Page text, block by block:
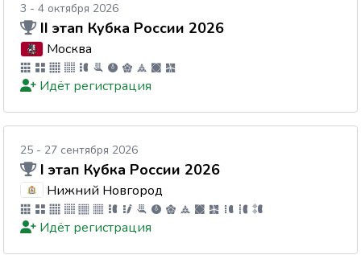
3 - 4 октября 2026
II этап Кубка России 2026
Москва
Идёт регистрация
25 - 27 сентября 2026
I этап Кубка России 2026
Нижний Новгород
Идёт регистрация